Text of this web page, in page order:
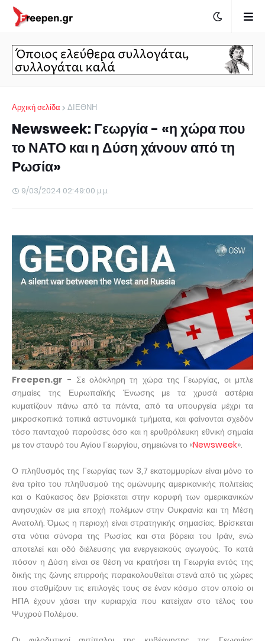
Αρχική σελίδα ΔΙΕΘΝΗ
Newsweek: Γεωργία - «η χώρα που
το ΝΑΤΟ και η Δύση χάνουν από τη
Ρωσία»
9/03/2024 02:49:00 μ.μ.
Freepen.gr - Σε ολόκληρη τη χώρα της Γεωργίας, οι μπλε
σημαίες της Ευρωπαϊκής Ένωσης με τα χρυσά αστέρια
κυματίζουν πάνω από τα πάντα, από τα υπουργεία μέχρι τα
μικροσκοπικά τοπικά αστυνομικά τμήματα, και φαίνονται σχεδόν
τόσο πανταχού παρούσες όσο και η ερυθρόλευκη εθνική σημαία
με τον σταυρό του Αγίου Γεωργίου, σημειώνει το «Newsweek».
Ο πληθυσμός της Γεωργίας των 3,7 εκατομμυρίων είναι μόνο το
ένα τρίτο του πληθυσμού της ομώνυμης αμερικανικής πολιτείας
και ο Καύκασος δεν βρίσκεται στην κορυφή των αμερικανικών
ανησυχιών σε μια εποχή πολέμων στην Ουκρανία και τη Μέση
Ανατολή. Όμως η περιοχή είναι στρατηγικής σημασίας. Βρίσκεται
στα νότια σύνορα της Ρωσίας και στα βόρεια του Ιράν, ενώ
αποτελεί και οδό διέλευσης για ενεργειακούς αγωγούς. Το κατά
πόσον η Δύση είναι σε θέση να κρατήσει τη Γεωργία εντός της
δικής της ζώνης επιρροής παρακολουθείται στενά από τις χώρες
που σταθμίζουν τις επιλογές τους σε έναν κόσμο στον οποίο οι
ΗΠΑ έχουν χάσει την κυριαρχία που κατείχαν στο τέλος του
Ψυχρού Πολέμου.